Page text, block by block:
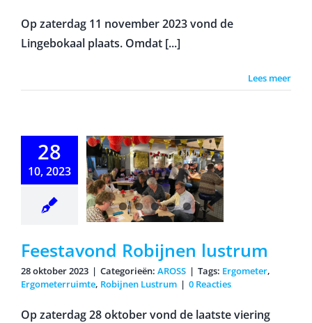
Op zaterdag 11 november 2023 vond de
Lingebokaal plaats. Omdat [...]
Lees meer
28
10, 2023
Feestavond Robijnen lustrum
28 oktober 2023 | Categorieën: AROSS | Tags: Ergometer,
Ergometerruimte, Robijnen Lustrum | 0 Reacties
Op zaterdag 28 oktober vond de laatste viering